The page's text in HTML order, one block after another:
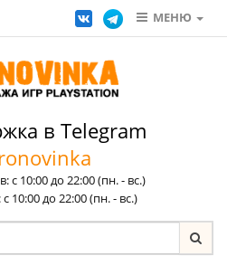
МЕНЮ
в Telegram
с 10:00 до 22:00 (пн. - вс.)
10:00 до 22:00 (пн. - вс.)